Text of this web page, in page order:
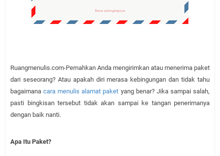
Ruangmenulis.com-Pernahkan Anda mengirimkan atau menerima paket
dari seseorang? Atau apakah diri merasa kebingungan dan tidak tahu
bagaimanacara menulis alamat paket yang benar? Jika sampai salah,
pasti bingkisan tersebut tidak akan sampai ke tangan penerimanya
dengan baik nanti.
Apa Itu Paket?